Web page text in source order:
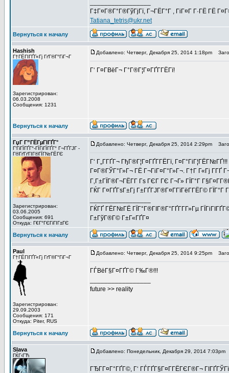
Г‡Г¤Г®Г°Г®ГўГјГї, Г¬ГЁГ°Г , ГіГ¤Г Г·ГЁ ГЁ
Tatiana_tetris@ukr.net
Вернуться к началу
Hashish
Г†ГЁГІГҐГ«Гј ГґГ®Г°ГіГ¬Г
Зарегистрирован:
06.03.2008
Сообщения: 1231
Добавлено: Четверг, Декабря 25, 2014 1:18pm
Г‘ Г¤Г­ВёГ¬ Г°Г®Г¦Г¤ГҐГ­ГЁГї!
Вернуться к началу
ГџГ­ Г”ГЁГµГІГҐГ°
Г‘ГіГЇГҐГ°-ГЇГіГЇГҐГ° Г¬ГҐГЈГ -
Г®ГґГґГІГ®ГЇГ№ГЁГЄ
Зарегистрирован:
03.06.2005
Сообщения: 691
Откуда: Г€Г°ГЄГіГІГ±ГЄ
Добавлено: Четверг, Декабря 25, 2014 2:29pm
Г‘ Г„Г­ГҐГ¬ ГђГ®Г¦Г¤ГҐГ­ГЁГї,
Г¤Г®ГЎГ°Г»Г¬ ГЁ Г¬ГіГ¤Г°Г»Г¬. Г†Г Г«Гј Г­ГҐ
Г‚Г±ГЇГ®Г¬ГЁГ­Г Гѕ ГЄГ ГЄ Г¬Г» ГЇГ°Г
ГЌГ Г¤ГҐГѕГ±Гј Г±ГҐГЈГ®Г¤Г­ГїГёГ­ГЁГ© ГЇГ°Г
ГЌГҐ ГЁГ№ГЁ ГЇГ°Г®ГІГ®Г°ГҐГ­Г­Г»Гµ
Г±ГўГ®Г© Г±Г«ГҐГ¤
Вернуться к началу
Paul
Г†ГЁГІГҐГ«Гј ГґГ®Г°ГіГ¬Г
Зарегистрирован:
29.09.2003
Сообщения: 171
Откуда: Piter, RUS
Добавлено: Четверг, Декабря 25, 2014 9:25pm
ГЃВёГ§Г¤ГҐГ© Г‰Г®!!!
future >> reality
Вернуться к началу
Slava
ГЌГ‹ГЋ
Добавлено: Понедельник, Декабря 29, 2014 7:03pm
ГЂГ­Г¤Г°ГҐГ©, Г‘ ГЃГҐГ§Г¤Г­ГЁГЄГ®Г¬